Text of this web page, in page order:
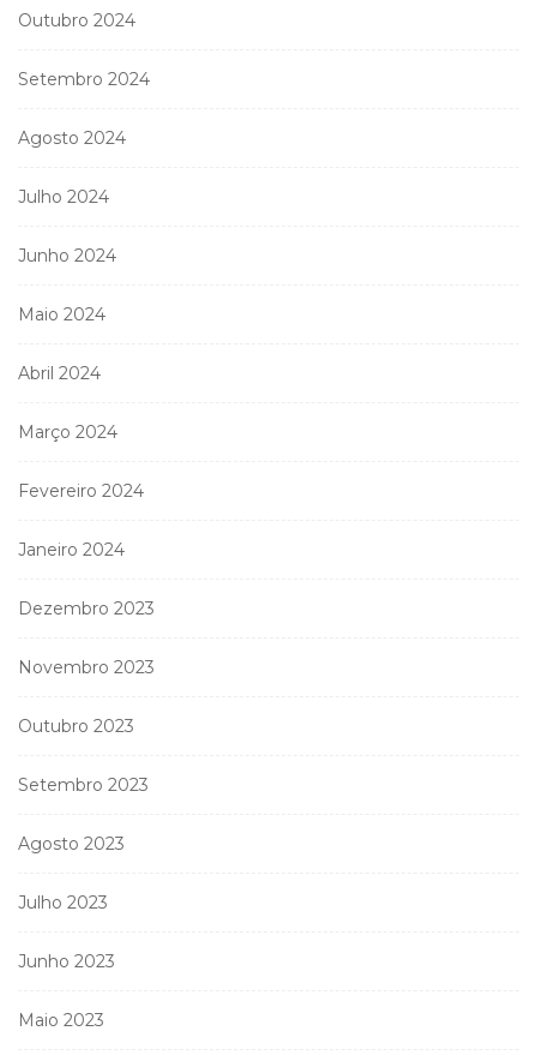
Outubro 2024
Setembro 2024
Agosto 2024
Julho 2024
Junho 2024
Maio 2024
Abril 2024
Março 2024
Fevereiro 2024
Janeiro 2024
Dezembro 2023
Novembro 2023
Outubro 2023
Setembro 2023
Agosto 2023
Julho 2023
Junho 2023
Maio 2023